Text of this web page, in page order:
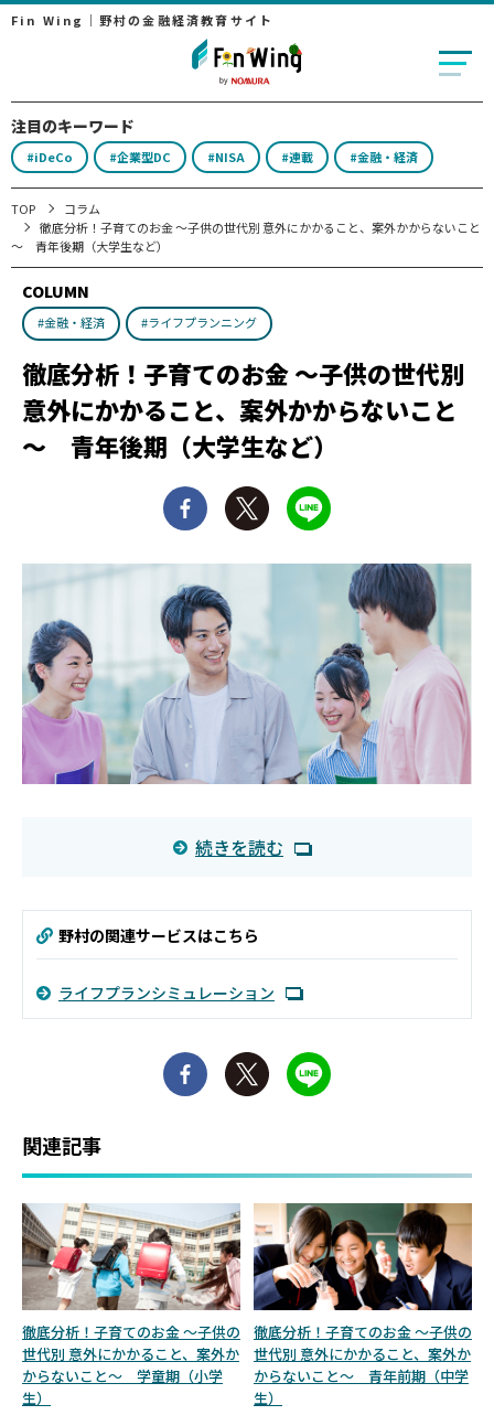
Fin Wing｜野村の金融経済教育サイト
注目のキーワード
#iDeCo #企業型DC #NISA #連載 #金融・経済
TOP
コラム
徹底分析！子育てのお金 ～子供の世代別 意外にかかること、案外かからないこと
～ 青年後期（大学生など）
COLUMN
#金融・経済 #ライフプランニング
徹底分析！子育てのお金 ～子供の世代別
意外にかかること、案外かからないこと
～ 青年後期（大学生など）
続きを読む
野村の関連サービスはこちら
ライフプランシミュレーション
関連記事
徹底分析！子育てのお金 ～子供の
世代別 意外にかかること、案外か
からないこと～ 学童期（小学
生）
徹底分析！子育てのお金 ～子供の
世代別 意外にかかること、案外か
からないこと～ 青年前期（中学
生）